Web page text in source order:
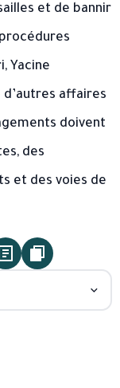
et de bannir
Yacine
affaires
doivent
des
et des voies de